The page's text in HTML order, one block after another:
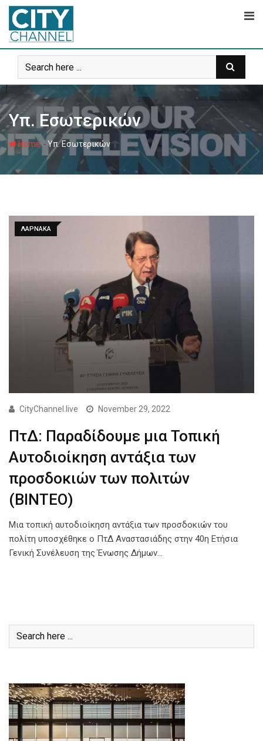
Skip
content
Υπ. Εσωτερικών
Home-Υπ. Εσωτερικών
ΛΑΡΝΑΚΑ
CityChannel.live November 29, 2022
ΠτΔ: Παραδίδουμε μια Τοπική
Αυτοδιοίκηση αντάξια των
προσδοκιών των πολιτών
(ΒΙΝΤΕΟ)
Μια τοπική αυτοδιοίκηση αντάξια των προσδοκιών του
πολίτη υποσχέθηκε ο ΠτΔ Αναστασιάδης στην 40η Ετήσια
Γενική Συνέλευση της Ένωσης Δήμων…